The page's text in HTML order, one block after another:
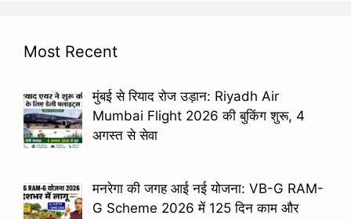
Most Recent
मुंबई से रियाद रोज उड़ान: Riyadh Air
Mumbai Flight 2026 की बुकिंग शुरू, 4
अगस्त से सेवा
मनरेगा की जगह आई नई योजना: VB-G RAM-
G Scheme 2026 में 125 दिन काम और